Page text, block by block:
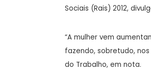
Sociais (Rais) 2012,
“A mulher vem
fazendo, sobretudo,
do Trabalho, em nota.